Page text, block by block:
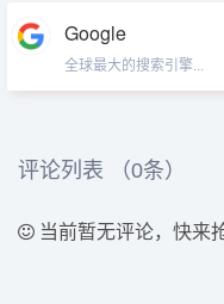
包含上市信息、企业背
业发展、司法风险、经营
险、经营状况、知识产权
300多种数据维度，实现
Google
全球最大的搜索引擎...
评论列表 （0条）
当前暂无评论，快来